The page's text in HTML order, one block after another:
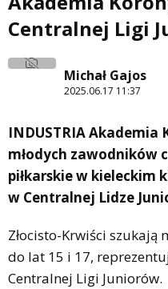
Centralnej Ligi
Michał Gajos
2025.06.17 11:37
INDUSTRIA Akademia
młodych zawodników
piłkarskie w kieleckim
w Centralnej Lidze
Złocisto-Krwiści szukają
do lat 15 i 17,
Centralnej Ligi Juniorów.